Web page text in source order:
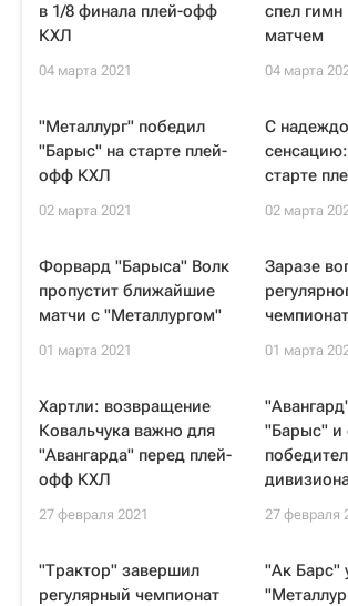
в 1/8 финала плей-офф
КХЛ
04 марта 2021
спел
матчем
04 марта
"Металлург" победил
"Барыс" на старте плей-
офф КХЛ
02 марта 2021
С
старте
02 марта
Форвард "Барыса" Волк
пропустит ближайшие
матчи с "Металлургом"
01 марта 2021
Заразе
01 марта
Хартли: возвращение
Ковальчука важно для
"Авангарда" перед плей-
офф КХЛ
27 февраля 2021
"Барыс" и
27 февраля
"Трактор" завершил
регулярный чемпионат
"Ак Барс"